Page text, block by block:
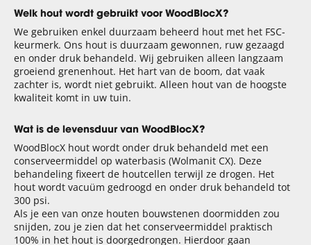
Welk hout wordt gebruikt voor WoodBlocX?
We gebruiken enkel duurzaam beheerd hout met het FSC-
keurmerk. Ons hout is duurzaam gewonnen, ruw gezaagd
en onder druk behandeld. Wij gebruiken alleen langzaam
groeiend grenenhout. Het hart van de boom, dat vaak
zachter is, wordt niet gebruikt. Alleen hout van de hoogste
kwaliteit komt in uw tuin.
Wat is de levensduur van WoodBlocX?
WoodBlocX hout wordt onder druk behandeld met een
conserveermiddel op waterbasis (Wolmanit CX). Deze
behandeling fixeert de houtcellen terwijl ze drogen. Het
hout wordt vacuüm gedroogd en onder druk behandeld tot
300 psi.
Als je een van onze houten bouwstenen doormidden zou
snijden, zou je zien dat het conserveermiddel praktisch
100% in het hout is doorgedrongen. Hierdoor gaan